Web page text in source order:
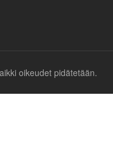
oikeudet pidätetään.